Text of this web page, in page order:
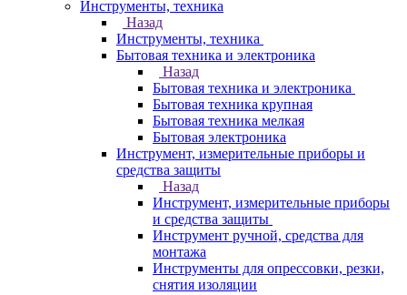
Инструменты, техника
Назад
Инструменты, техника
Бытовая техника и электроника
Назад
Бытовая техника и электроника
Бытовая техника крупная
Бытовая техника мелкая
Бытовая электроника
Инструмент, измерительные приборы и
средства защиты
Назад
Инструмент, измерительные приборы
и средства защиты
Инструмент ручной, средства для
монтажа
Инструменты для опрессовки, резки,
снятия изоляции